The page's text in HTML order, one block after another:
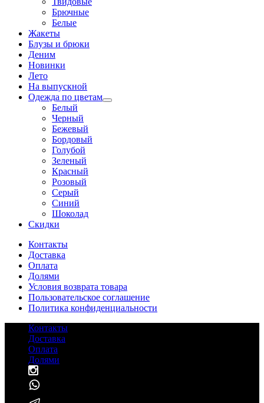
Брючные
Белые
Жакеты
Блузы и брюки
Деним
Новинки
Лето
На выпускной
Одежда по цветам
Белый
Черный
Бежевый
Бордовый
Голубой
Зеленый
Красный
Розовый
Серый
Синий
Шоколад
Cкидки
Контакты
Доставка
Оплата
Долями
Условия возврата товара
Пользовательское соглашение
Политика конфиденциальности
Контакты
Доставка
Оплата
Долями